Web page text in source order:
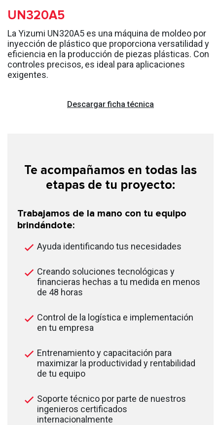
UN320A5
La Yizumi UN320A5 es una máquina de moldeo por
inyección de plástico que proporciona versatilidad y
eficiencia en la producción de piezas plásticas. Con
controles precisos, es ideal para aplicaciones
exigentes.
Descargar ficha técnica
Te acompañamos en todas las
etapas de tu proyecto:
Trabajamos de la mano con tu equipo
brindándote:
Ayuda identificando tus necesidades
Creando soluciones tecnológicas y
financieras hechas a tu medida en menos
de 48 horas
Control de la logística e implementación
en tu empresa
Entrenamiento y capacitación para
maximizar la productividad y rentabilidad
de tu equipo
Soporte técnico por parte de nuestros
ingenieros certificados
internacionalmente